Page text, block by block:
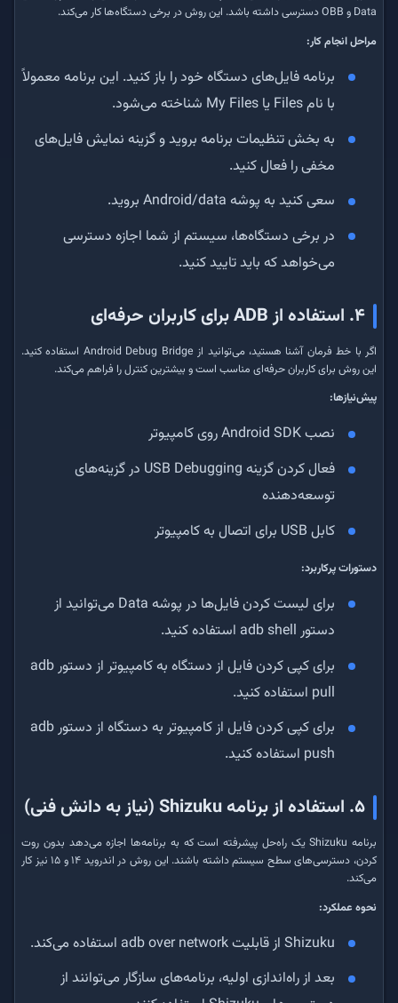
Data و OBB دسترسی داشته باشد. این روش در برخی دستگاه‌ها کار می‌کند.
مراحل انجام کار:
برنامه فایل‌های دستگاه خود را باز کنید. این برنامه معمولاً
با نام Files یا My Files شناخته می‌شود.
به بخش تنظیمات برنامه بروید و گزینه نمایش فایل‌های
مخفی را فعال کنید.
سعی کنید به پوشه Android/data بروید.
در برخی دستگاه‌ها، سیستم از شما اجازه دسترسی
می‌خواهد که باید تایید کنید.
۴. استفاده از ADB برای کاربران حرفه‌ای
اگر با خط فرمان آشنا هستید، می‌توانید از Android Debug Bridge استفاده کنید.
این روش برای کاربران حرفه‌ای مناسب است و بیشترین کنترل را فراهم می‌کند.
پیش‌نیازها:
نصب Android SDK روی کامپیوتر
فعال کردن گزینه USB Debugging در گزینه‌های
توسعه‌دهنده
کابل USB برای اتصال به کامپیوتر
دستورات پرکاربرد:
برای لیست کردن فایل‌ها در پوشه Data می‌توانید از
دستور adb shell استفاده کنید.
برای کپی کردن فایل از دستگاه به کامپیوتر از دستور adb
pull استفاده کنید.
برای کپی کردن فایل از کامپیوتر به دستگاه از دستور adb
push استفاده کنید.
۵. استفاده از برنامه Shizuku (نیاز به دانش فنی)
برنامه Shizuku یک راه‌حل پیشرفته است که به برنامه‌ها اجازه می‌دهد بدون روت
کردن، دسترسی‌های سطح سیستم داشته باشند. این روش در اندروید ۱۴ و ۱۵ نیز کار
می‌کند.
نحوه عملکرد:
Shizuku از قابلیت adb over network استفاده می‌کند.
بعد از راه‌اندازی اولیه، برنامه‌های سازگار می‌توانند از